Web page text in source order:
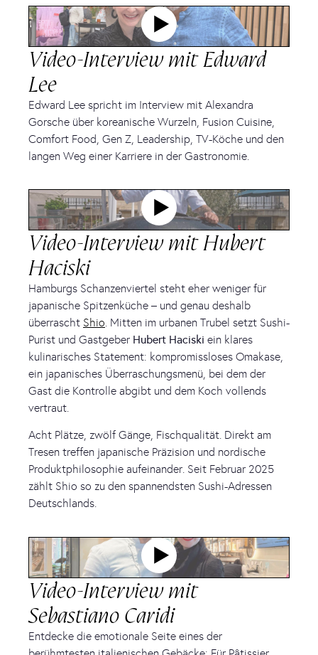
Video-Interview mit Edward
Lee
Edward Lee spricht im Interview mit Alexandra
Gorsche über koreanische Wurzeln, Fusion Cuisine,
Comfort Food, Gen Z, Leadership, TV-Köche und den
langen Weg einer Karriere in der Gastronomie.
Video-Interview mit Hubert
Haciski
Hamburgs Schanzenviertel steht eher weniger für
japanische Spitzenküche – und genau deshalb
überrascht Shio. Mitten im urbanen Trubel setzt Sushi-
Purist und Gastgeber Hubert Haciski ein klares
kulinarisches Statement: kompromissloses Omakase,
ein japanisches Überraschungsmenü, bei dem der
Gast die Kontrolle abgibt und dem Koch vollends
vertraut.
Acht Plätze, zwölf Gänge, Fischqualität. Direkt am
Tresen treffen japanische Präzision und nordische
Produktphilosophie aufeinander. Seit Februar 2025
zählt Shio so zu den spannendsten Sushi-Adressen
Deutschlands.
Video-Interview mit
Sebastiano Caridi
Entdecke die emotionale Seite eines der